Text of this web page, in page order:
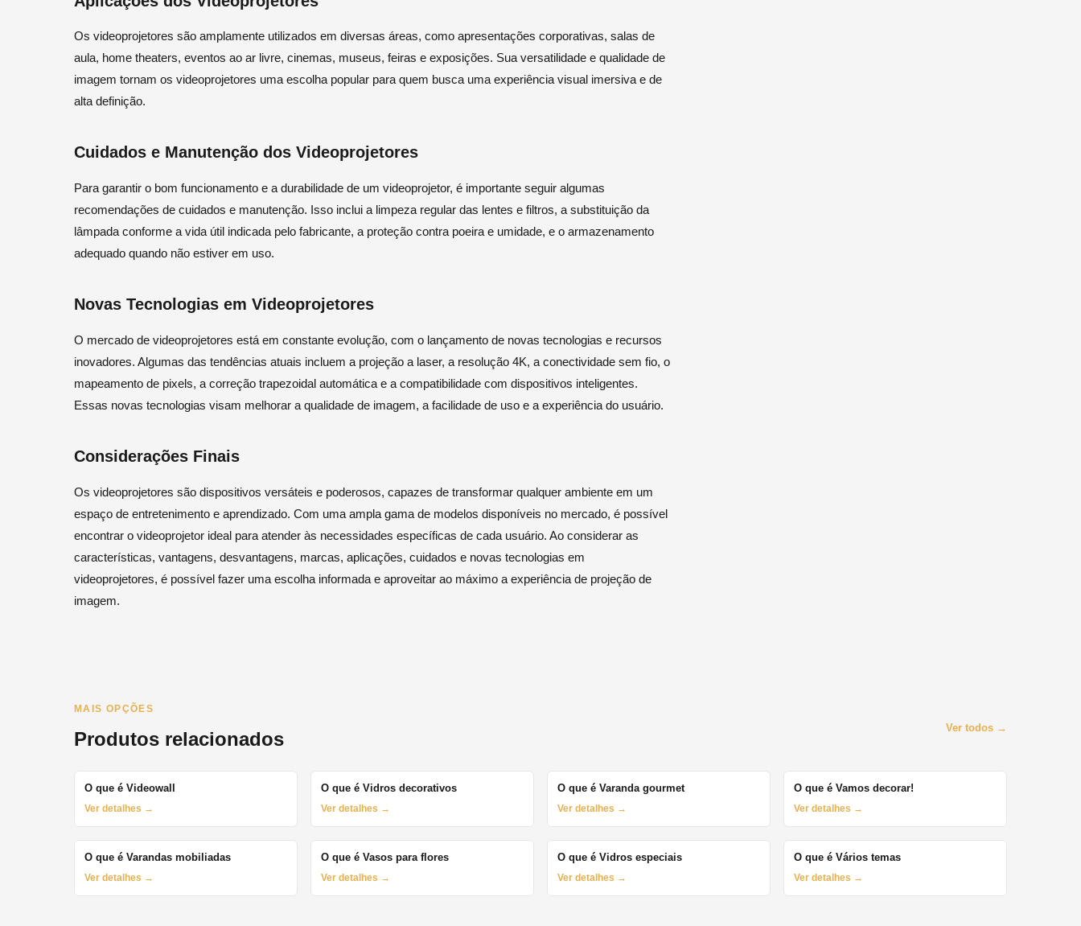
Os videoprojetores são amplamente utilizados em diversas áreas, como apresentações corporativas, salas de
aula, home theaters, eventos ao ar livre, cinemas, museus, feiras e exposições. Sua versatilidade e qualidade de
imagem tornam os videoprojetores uma escolha popular para quem busca uma experiência visual imersiva e de
alta definição.
Cuidados e Manutenção dos Videoprojetores
Para garantir o bom funcionamento e a durabilidade de um videoprojetor, é importante seguir algumas
recomendações de cuidados e manutenção. Isso inclui a limpeza regular das lentes e filtros, a substituição da
lâmpada conforme a vida útil indicada pelo fabricante, a proteção contra poeira e umidade, e o armazenamento
adequado quando não estiver em uso.
Novas Tecnologias em Videoprojetores
O mercado de videoprojetores está em constante evolução, com o lançamento de novas tecnologias e recursos
inovadores. Algumas das tendências atuais incluem a projeção a laser, a resolução 4K, a conectividade sem fio, o
mapeamento de pixels, a correção trapezoidal automática e a compatibilidade com dispositivos inteligentes.
Essas novas tecnologias visam melhorar a qualidade de imagem, a facilidade de uso e a experiência do usuário.
Considerações Finais
Os videoprojetores são dispositivos versáteis e poderosos, capazes de transformar qualquer ambiente em um
espaço de entretenimento e aprendizado. Com uma ampla gama de modelos disponíveis no mercado, é possível
encontrar o videoprojetor ideal para atender às necessidades específicas de cada usuário. Ao considerar as
características, vantagens, desvantagens, marcas, aplicações, cuidados e novas tecnologias em
videoprojetores, é possível fazer uma escolha informada e aproveitar ao máximo a experiência de projeção de
imagem.
MAIS OPÇÕES
Produtos relacionados Ver todos →
O que é Videowall
Ver detalhes →
O que é Vidros decorativos
Ver detalhes →
O que é Varanda gourmet
Ver detalhes →
O que é Vamos decorar!
Ver detalhes →
O que é Varandas mobiliadas
Ver detalhes →
O que é Vasos para flores
Ver detalhes →
O que é Vidros especiais
Ver detalhes →
O que é Vários temas
Ver detalhes →